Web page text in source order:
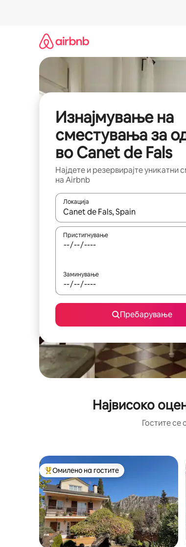
Изнајмување на
сместувања за
во Canet de Fals
Најдете и резервирајте уникатни
на Airbnb
Локација
Кога резултатите се достапни,
Пристигнување
Заминување
Пребарување
Највисоко
Гостите се
Меѓу најуспешните „Омилени на гостите“
Омилено на гостите